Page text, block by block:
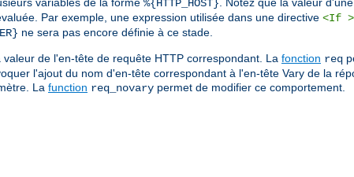
%{HTTP_HOST}
Par exemple, une expression utilisée dans une directive <If >
ne sera pas encore définie à ce stade.
de l'en-tête de requête HTTP correspondant. La fonction req
l'ajout du nom d'en-tête correspondant à l'en-tête Vary de la
La function req_novary permet de modifier ce comportement.